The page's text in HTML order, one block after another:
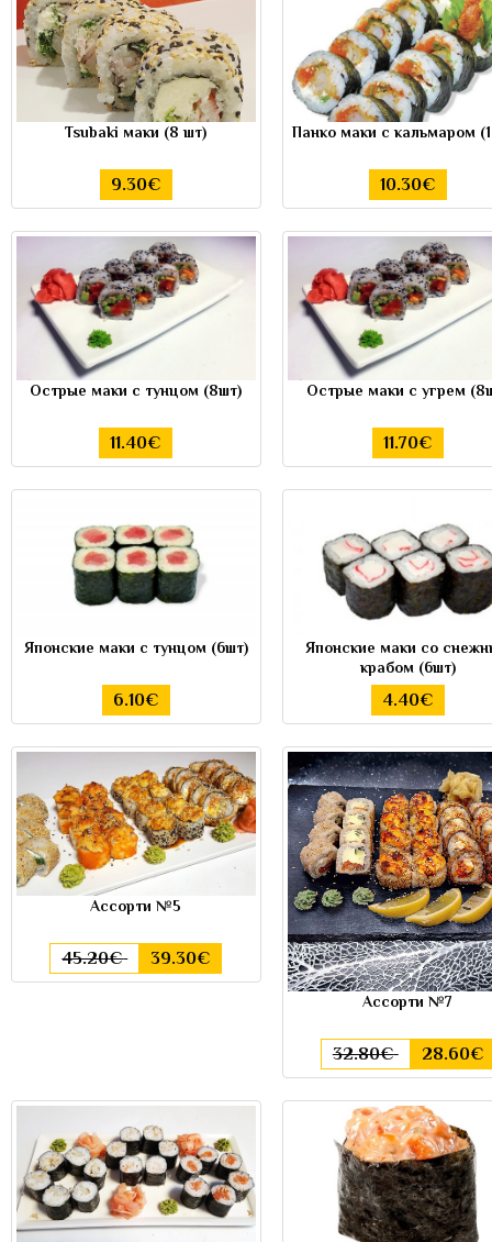
Tsubaki маки (8 шт)
9.30€
Панкo маки с кальмаром
10.30€
Острые маки с тунцом (8шт)
11.40€
Острые маки с угрем
11.70€
Японские маки с тунцом (6шт)
6.10€
Японские маки со
крабом (6шт)
4.40€
Ассорти №5
45.20€ 39.30€
Ассорти №7
32.80€ 28.60€